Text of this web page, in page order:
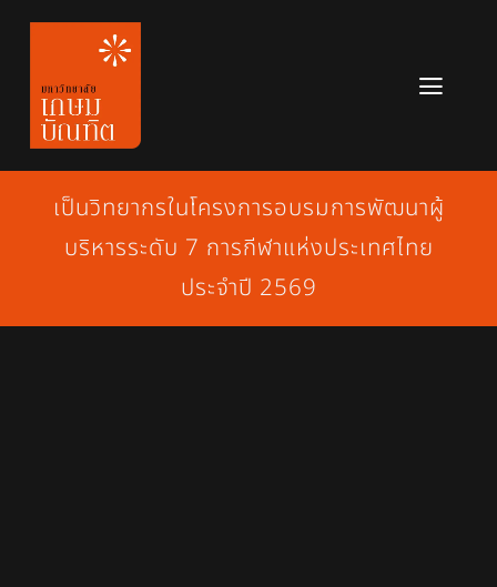
Skip
content
หลักสูตร
ข่าวสาร
เกี่ยวกับมหาวิทยาลัย
เป็นวิทยากรในโครงการอบรมการพัฒนาผู้
บริหารระดับ 7 การกีฬาแห่งประเทศไทย
ประจำปี 2569